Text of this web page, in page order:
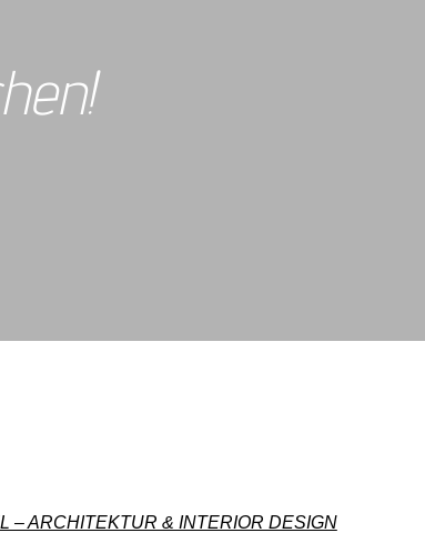
– ARCHITEKTUR & INTERIOR DESIGN